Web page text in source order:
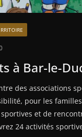
à Bar-le-
des associations
pour les
et de
24 activités